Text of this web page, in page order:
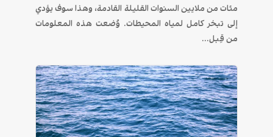
مئات من ملايين السنوات القليلة القادمة، وهذا سوف يؤدي
إلى تبخر كامل لمياه المحيطات. وُضعت هذه المعلومات
من قِبل...